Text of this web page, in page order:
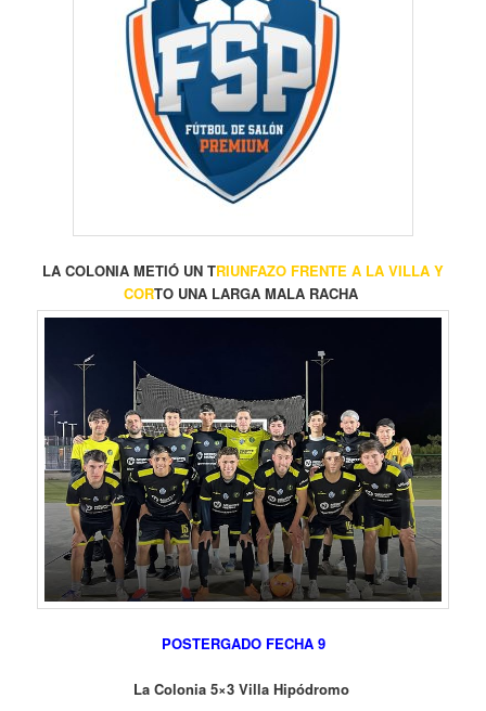
LA COLONIA METIÓ UN TRIUNFAZO FRENTE A LA VILLA Y
CORTO UNA LARGA MALA RACHA
POSTERGADO FECHA 9
La Colonia 5×3 Villa Hipódromo